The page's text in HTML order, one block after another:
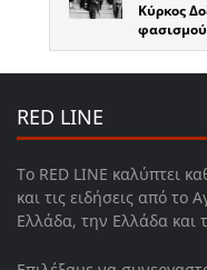
Κύρκος
φασισμού
RED LINE
Το RED LINE καλύπτει
και τις ειδήσεις από το
Ελλάδα, την Ελλάδα και